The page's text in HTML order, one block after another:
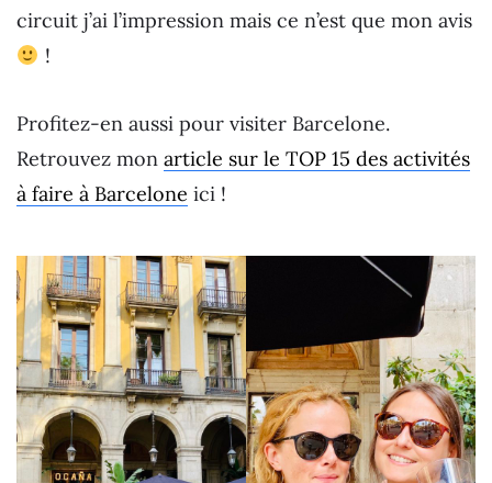
circuit j’ai l’impression mais ce n’est que mon avis
!
Profitez-en aussi pour visiter Barcelone.
Retrouvez mon article sur le TOP 15 des activités
à faire à Barcelone ici !